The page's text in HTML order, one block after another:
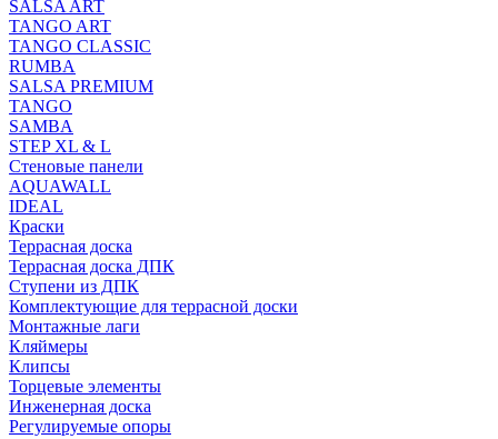
SALSA ART
TANGO ART
TANGO CLASSIC
RUMBA
SALSA PREMIUM
TANGO
SAMBA
STEP XL & L
Стеновые панели
AQUAWALL
IDEAL
Краски
Террасная доска
Террасная доска ДПК
Ступени из ДПК
Комплектующие для террасной доски
Монтажные лаги
Кляймеры
Клипсы
Торцевые элементы
Инженерная доска
Регулируемые опоры